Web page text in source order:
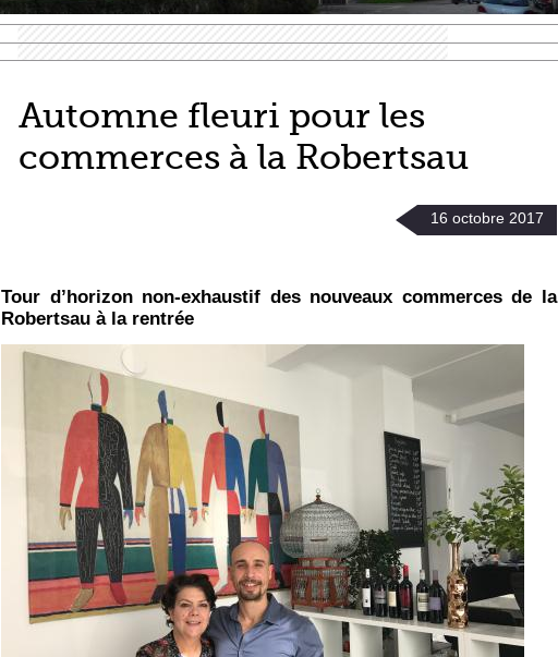
Automne fleuri pour les
commerces à la Robertsau
16 octobre 2017
Tour d’horizon non-exhaustif des nouveaux commerces de la
Robertsau à la rentrée